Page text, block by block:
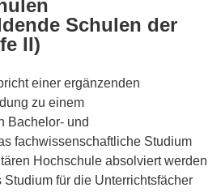
Schulen der
II)
einer ergänzenden
zu einem
Bachelor- und
fachwissenschaftliche Studium
Hochschule absolviert werden
Studium für die Unterrichtsfächer